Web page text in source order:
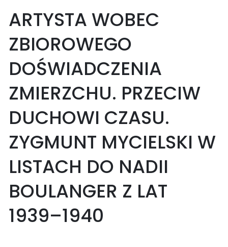
ARTYSTA WOBEC
ZBIOROWEGO
DOŚWIADCZENIA
ZMIERZCHU. PRZECIW
DUCHOWI CZASU.
ZYGMUNT MYCIELSKI W
LISTACH DO NADII
BOULANGER Z LAT
1939–1940